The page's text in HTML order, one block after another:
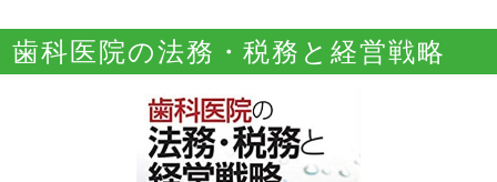
歯科医院の法務・税務と経営戦略